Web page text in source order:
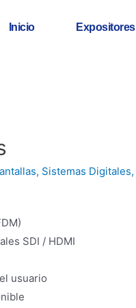
Inicio Expositores
, Sistemas Digitales,
SDI / HDMI
usuario